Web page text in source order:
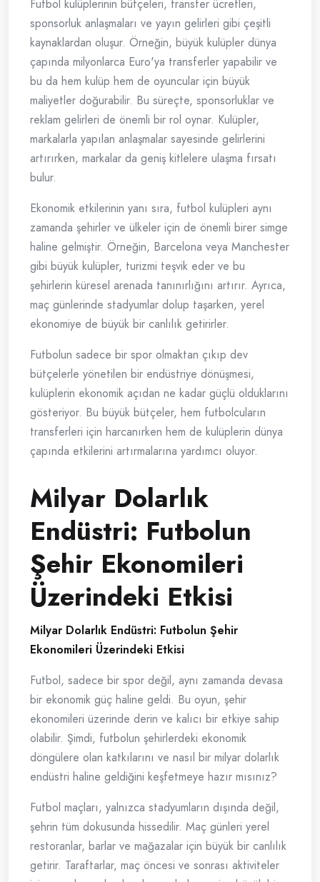
Futbol kulüplerinin bütçeleri, transfer ücretleri,
sponsorluk anlaşmaları ve yayın gelirleri gibi çeşitli
kaynaklardan oluşur. Örneğin, büyük kulüpler dünya
çapında milyonlarca Euro'ya transferler yapabilir ve
bu da hem kulüp hem de oyuncular için büyük
maliyetler doğurabilir. Bu süreçte, sponsorluklar ve
reklam gelirleri de önemli bir rol oynar. Kulüpler,
markalarla yapılan anlaşmalar sayesinde gelirlerini
artırırken, markalar da geniş kitlelere ulaşma fırsatı
bulur.
Ekonomik etkilerinin yanı sıra, futbol kulüpleri aynı
zamanda şehirler ve ülkeler için de önemli birer simge
haline gelmiştir. Örneğin, Barcelona veya Manchester
gibi büyük kulüpler, turizmi teşvik eder ve bu
şehirlerin küresel arenada tanınırlığını artırır. Ayrıca,
maç günlerinde stadyumlar dolup taşarken, yerel
ekonomiye de büyük bir canlılık getirirler.
Futbolun sadece bir spor olmaktan çıkıp dev
bütçelerle yönetilen bir endüstriye dönüşmesi,
kulüplerin ekonomik açıdan ne kadar güçlü olduklarını
gösteriyor. Bu büyük bütçeler, hem futbolcuların
transferleri için harcanırken hem de kulüplerin dünya
çapında etkilerini artırmalarına yardımcı oluyor.
Milyar Dolarlık
Endüstri: Futbolun
Şehir Ekonomileri
Üzerindeki Etkisi
Milyar Dolarlık Endüstri: Futbolun Şehir
Ekonomileri Üzerindeki Etkisi
Futbol, sadece bir spor değil, aynı zamanda devasa
bir ekonomik güç haline geldi. Bu oyun, şehir
ekonomileri üzerinde derin ve kalıcı bir etkiye sahip
olabilir. Şimdi, futbolun şehirlerdeki ekonomik
döngülere olan katkılarını ve nasıl bir milyar dolarlık
endüstri haline geldiğini keşfetmeye hazır mısınız?
Futbol maçları, yalnızca stadyumların dışında değil,
şehrin tüm dokusunda hissedilir. Maç günleri yerel
restoranlar, barlar ve mağazalar için büyük bir canlılık
getirir. Taraftarlar, maç öncesi ve sonrası aktiviteler